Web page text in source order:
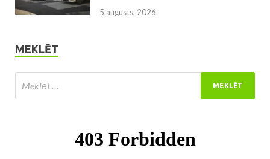
5.augusts, 2026
MEKLĒT